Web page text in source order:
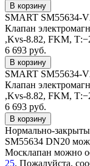
SMART SM55634-
Клапан
,Kvs-8.82, FKM,
6 693 руб.
SMART SM55634-
Клапан
,Kvs-8.82, FKM,
6 693 руб.
Нормально-
SM55634 DN20
Москлапан можно
25. Пожалуйста,